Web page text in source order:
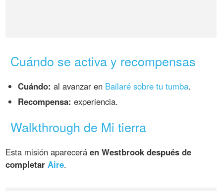
Cuándo se activa y recompensas
Cuándo: al avanzar en Bailaré sobre tu tumba.
Recompensa: experiencia.
Walkthrough de Mi tierra
Esta misión apareceráen Westbrook después de
completarAire.